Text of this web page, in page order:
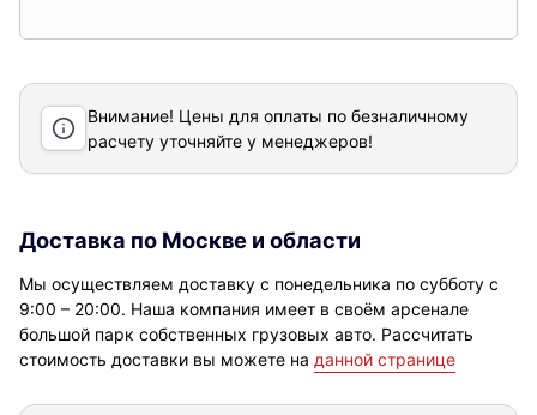
Внимание! Цены для оплаты по безналичному
расчету уточняйте у менеджеров!
Доставка по Москве и области
Мы осуществляем доставку с понедельника по субботу с
9:00 – 20:00. Наша компания имеет в своём арсенале
большой парк собственных грузовых авто. Рассчитать
стоимость доставки вы можете на данной странице